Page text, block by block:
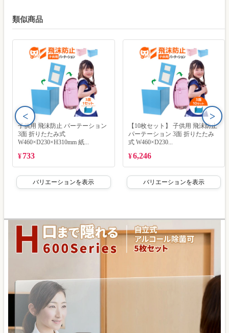
類似商品
子供用 飛沫防止 パーテーション
3面 折りたたみ式
W460×D230×H310mm 紙...
¥ 733
バリエーションを表示
【10枚セット】 子供用 飛沫防止
パーテーション 3面 折りたたみ
式 W460×D230...
¥6,246
バリエーションを表示
< >